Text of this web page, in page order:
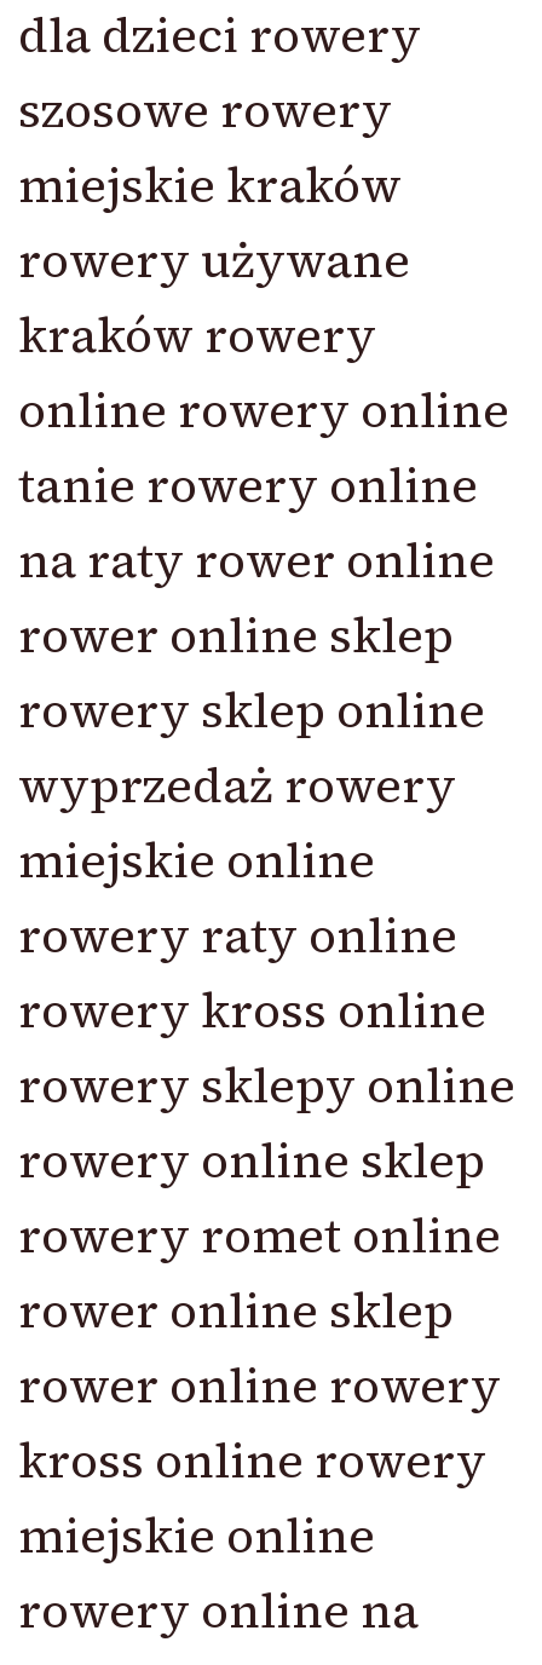
dla dzieci rowery
szosowe rowery
miejskie kraków
rowery używane
kraków rowery
online rowery online
tanie rowery online
na raty rower online
rower online sklep
rowery sklep online
wyprzedaż rowery
miejskie online
rowery raty online
rowery kross online
rowery sklepy online
rowery online sklep
rowery romet online
rower online sklep
rower online rowery
kross online rowery
miejskie online
rowery online na